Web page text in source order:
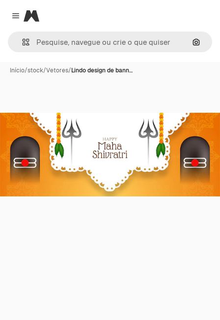
Close menu
Magnific
Início/stock/Vetores/Lindo design de bann…